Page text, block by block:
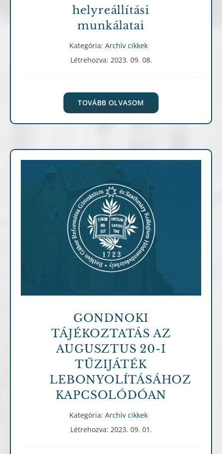
helyreállítási
munkálatai
Kategória: Archív cikkek
Létrehozva: 2023. 09. 08.
TOVÁBB OLVASOM
Archív cikkek
GONDNOKI
TÁJÉKOZTATÁS AZ
AUGUSZTUS 20-I
TŰZIJÁTÉK
LEBONYOLÍTÁSÁHOZ
KAPCSOLÓDÓAN
Kategória: Archív cikkek
Létrehozva: 2023. 09. 01.